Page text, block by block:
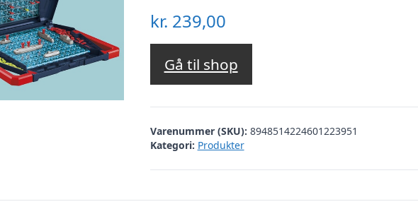
kr. 239,00
Gå til shop
Varenummer (SKU): 8948514224601223951
Kategori: Produkter